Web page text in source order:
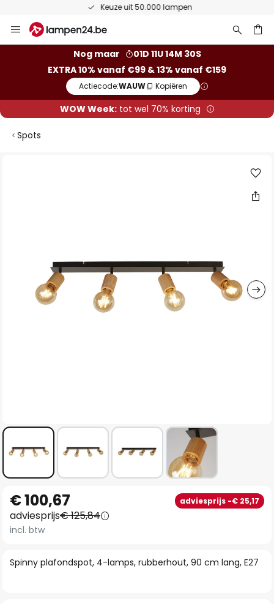
Keuze uit 50.000 lampen
naar
Nog maar
01D 11U 14M 29S
EXTRA 10% vanaf €99 & 13% vanaf €159
Actiecode:WAUW Kopiëren
WOW Week:tot wel 70% korting
Spots
naar
het
begin
de
Spinny plafondspot, 4-lamps, rubberhout, 90 cm lang, E27
€ 100,67 adviesprijs -€ 25,17
adviesprijs€ 125,84
incl. btw